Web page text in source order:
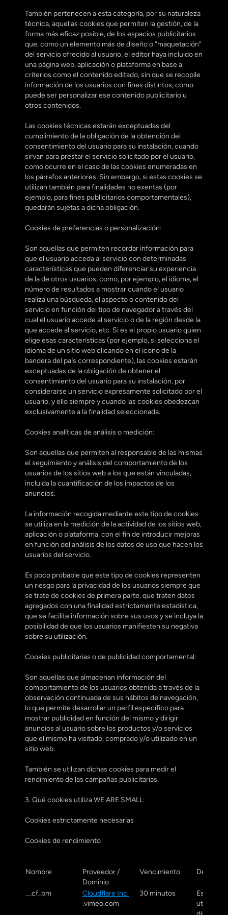
También pertenecen a esta categoría, por su naturaleza
técnica, aquellas cookies que permiten la gestión, de la
forma más eficaz posible, de los espacios publicitarios
que, como un elemento más de diseño o “maquetación”
del servicio ofrecido al usuario, el editor haya incluido en
una página web, aplicación o plataforma en base a
criterios como el contenido editado, sin que se recopile
información de los usuarios con fines distintos, como
puede ser personalizar ese contenido publicitario u
otros contenidos.
Las cookies técnicas estarán exceptuadas del
cumplimiento de la obligación de la obtención del
consentimiento del usuario para su instalación, cuando
sirvan para prestar el servicio solicitado por el usuario,
como ocurre en el caso de las cookies enumeradas en
los párrafos anteriores. Sin embargo, si estas cookies se
utilizan también para finalidades no exentas (por
ejemplo, para fines publicitarios comportamentales),
quedarán sujetas a dicha obligación.
Cookies de preferencias o personalización:
Son aquellas que permiten recordar información para
que el usuario acceda al servicio con determinadas
características que pueden diferenciar su experiencia
de la de otros usuarios, como, por ejemplo, el idioma, el
número de resultados a mostrar cuando el usuario
realiza una búsqueda, el aspecto o contenido del
servicio en función del tipo de navegador a través del
cual el usuario accede al servicio o de la región desde la
que accede al servicio, etc. Si es el propio usuario quien
elige esas características (por ejemplo, si selecciona el
idioma de un sitio web clicando en el icono de la
bandera del país correspondiente), las cookies estarán
exceptuadas de la obligación de obtener el
consentimiento del usuario para su instalación, por
considerarse un servicio expresamente solicitado por el
usuario, y ello siempre y cuando las cookies obedezcan
exclusivamente a la finalidad seleccionada.
Cookies analíticas de análisis o medición:
Son aquellas que permiten al responsable de las mismas
el seguimiento y análisis del comportamiento de los
usuarios de los sitios web a los que están vinculadas,
incluida la cuantificación de los impactos de los
anuncios.
La información recogida mediante este tipo de cookies
se utiliza en la medición de la actividad de los sitios web,
aplicación o plataforma, con el fin de introducir mejoras
en función del análisis de los datos de uso que hacen los
usuarios del servicio.
Es poco probable que este tipo de cookies representen
un riesgo para la privacidad de los usuarios siempre que
se trate de cookies de primera parte, que traten datos
agregados con una finalidad estrictamente estadística,
que se facilite información sobre sus usos y se incluya la
posibilidad de que los usuarios manifiesten su negativa
sobre su utilización.
Cookies publicitarias o de publicidad comportamental:
Son aquellas que almacenan información del
comportamiento de los usuarios obtenida a través de la
observación continuada de sus hábitos de navegación,
lo que permite desarrollar un perfil específico para
mostrar publicidad en función del mismo y dirigir
anuncios al usuario sobre los productos y/o servicios
que el mismo ha visitado, comprado y/o utilizado en un
sitio web.
También se utilizan dichas cookies para medir el
rendimiento de las campañas publicitarias.
3. Qué cookies utiliza WE ARE SMALL:
Cookies estrictamente necesarias
Cookies de rendimiento
Nombre
Proveedor /
Dominio
Vencimiento
__cf_bm
Cloudflare Inc.
.vimeo.com
30 minutos
Esta
utiliza